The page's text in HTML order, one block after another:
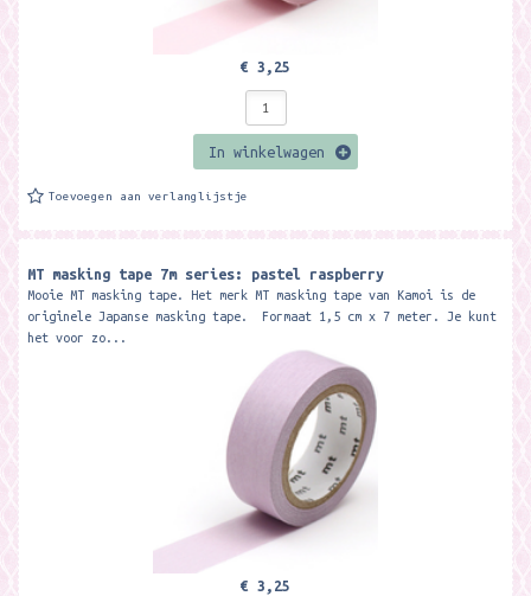
€ 3,25
In winkelwagen
Toevoegen aan verlanglijstje
MT masking tape 7m series: pastel raspberry
Mooie MT masking tape. Het merk MT masking tape van Kamoi is de
originele Japanse masking tape. Formaat 1,5 cm x 7 meter. Je kunt
het voor zo...
€ 3,25